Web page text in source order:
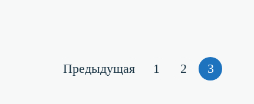
Навигация
ПредыдущаяСтраница
Страница
1 Страница
2 Страница
3